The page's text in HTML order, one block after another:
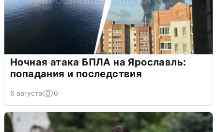
Ночная атака БПЛА на Ярославль:
попадания и последствия
6 августа 0